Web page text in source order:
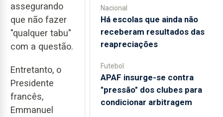
assegurando
que não fazer
"qualquer tabu"
com a questão.
Entretanto, o
Presidente
francês,
Emmanuel
Nacional
Há escolas que ainda não
receberam resultados das
reapreciações
Futebol
APAF insurge-se contra
"pressão" dos clubes para
condicionar arbitragem